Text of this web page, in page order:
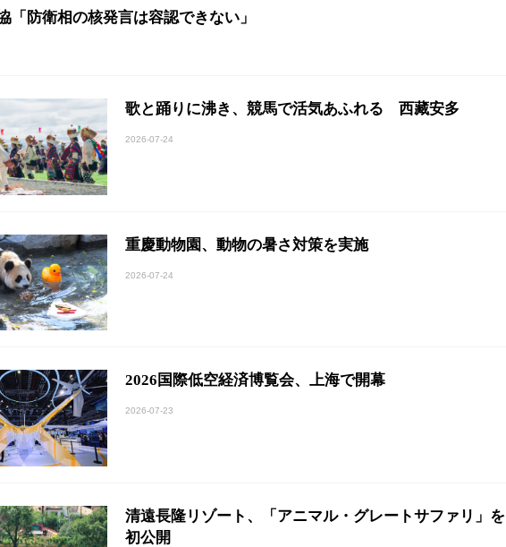
「防衛相の核発言は容認できない」
歌と踊りに沸き、競馬で活気あふれる 西藏安多
2026-07-24
重慶動物園、動物の暑さ対策を実施
2026-07-24
2026国際低空経済博覧会、上海で開幕
2026-07-23
清遠長隆リゾート、「アニマル・グレートサファリ」を
初公開